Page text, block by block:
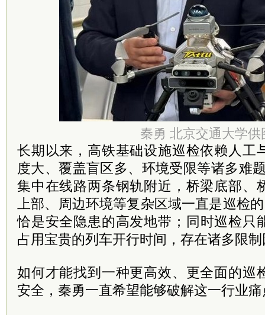
秦勇 北京交通大学供
长期以来，高铁基础设施巡检依赖人工
度大、覆盖盲区多、环境受限等诸多难
集中在线路两条钢轨附近，桥梁底部、
上部、周边环境等复杂区域一直是巡检
恰是安全隐患的高发地带；同时巡检只
占用宝贵的列车开行时间，存在诸多限制
如何才能找到一种更高效、更全面的巡
安全，秦勇一直希望能够破解这一行业